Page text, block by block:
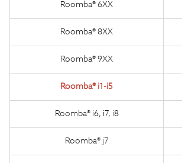
Roomba® 6XX
Roomba® 8XX
Roomba® 9XX
Roomba® i1-i5
Roomba® i6, i7, i8
Roomba® j7